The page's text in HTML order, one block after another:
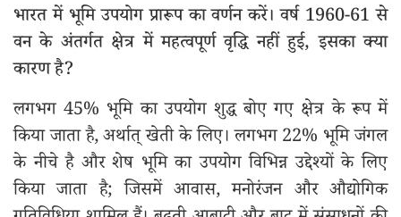
भारत में भूमि उपयोग प्रारूप का वर्णन करें। वर्ष 1960-61 से
वन के अंतर्गत क्षेत्र में महत्वपूर्ण वृद्धि नहीं हुई, इसका क्या
कारण है?
लगभग 45% भूमि का उपयोग शुद्ध बोए गए क्षेत्र के रूप में
किया जाता है, अर्थात् खेती के लिए। लगभग 22% भूमि जंगल
के नीचे है और शेष भूमि का उपयोग विभिन्न उद्देश्यों के लिए
किया जाता है; जिसमें आवास, मनोरंजन और औद्योगिक